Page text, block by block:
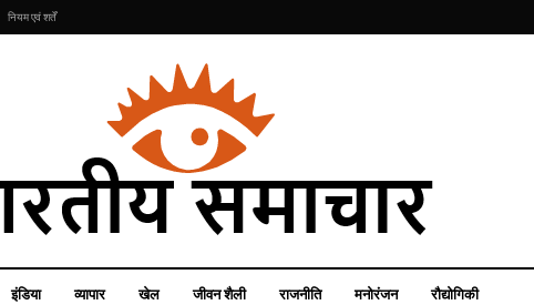
नियम एवं शर्तें
इंडिया व्यापार खेल जीवन शैली राजनीति मनोरंजन रौद्योगिकी